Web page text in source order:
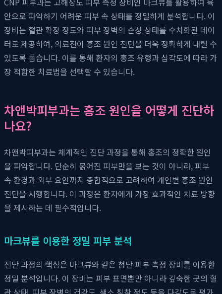
안으로 파악하기 어려운 피부 속 상태를 정밀하게 분석합니다. 이
장비는 혈관 확장 정도와 피부 장벽의 손상 상태를 수치화된 데이
터로 제공하여, 의료진이 홍조 원인 진단을 더욱 정확하게 내릴 수
있도록 돕습니다. 이를 통해 환자의 홍조 유형과 심각도에 따라 가
장 적합한 치료법을 선택할 수 있습니다.
차앤박피부과는 홍조 원인을 어떻게 진단하
나요?
차앤박피부과는 체계적인 진단 과정을 통해 홍조의 정확한 원인
을 파악합니다. 단순히 붉어진 피부만을 보는 것이 아니라, 피부
속 환경과 외부 요인까지 종합적으로 고려하여 개인별 홍조 원인
진단을 시행합니다. 이 과정은 환자에게 가장 효과적인 치료 방향
을 제시하는 데 필수적입니다.
마크뷰를 이용한 정밀 피부 분석
진단 과정의 핵심은 마크뷰와 같은 첨단 피부 측정 장비를 이용한
정밀 분석입니다. 이 장비는 피부 표면뿐만 아니라 깊숙한 곳의 혈